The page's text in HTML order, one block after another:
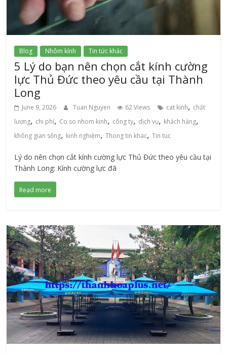
Blog Nhôm kính Tin tức khác
5 Lý do bạn nên chọn cắt kính cường
lực Thủ Đức theo yêu cầu tại Thành
Long
June 9, 2026 Tuan Nguyen 62 Views cat kinh, chất
lượng, chi phí, Co so nhom kinh, công ty, dịch vụ, khách hàng,
không gian sống, kinh nghiệm,Thong tin khac,Tin tuc
Lý do nên chọn cắt kính cường lực Thủ Đức theo yêu cầu tại
Thành Long: Kính cường lực đã
Read more